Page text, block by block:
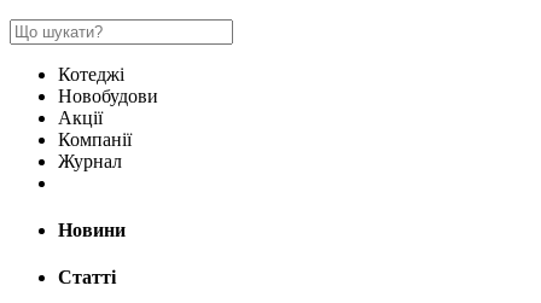
Котеджі
Новобудови
Акції
Компанії
Журнал
Новини
Статті